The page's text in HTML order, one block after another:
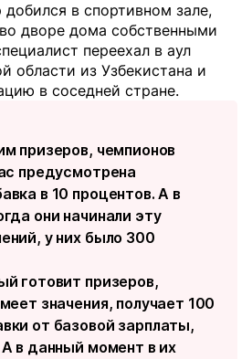
добился в спортивном зале,
дворе дома собственными
переехал в аул
области из Узбекистана и
в соседней стране.
призеров, чемпионов
предусмотрена
в 10 процентов. А в
они начинали эту
у них было 300
готовит призеров,
значения, получает 100
от базовой зарплаты,
в данный момент в их